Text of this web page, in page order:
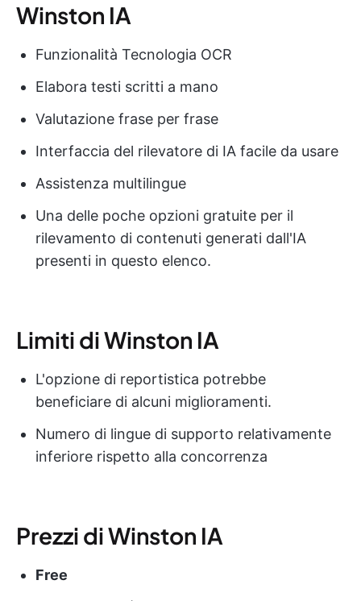
Winston IA
Funzionalità Tecnologia OCR
Elabora testi scritti a mano
Valutazione frase per frase
Interfaccia del rilevatore di IA facile da usare
Assistenza multilingue
Una delle poche opzioni gratuite per il
rilevamento di contenuti generati dall'IA
presenti in questo elenco.
Limiti di Winston IA
L'opzione di reportistica potrebbe
beneficiare di alcuni miglioramenti.
Numero di lingue di supporto relativamente
inferiore rispetto alla concorrenza
Prezzi di Winston IA
Free